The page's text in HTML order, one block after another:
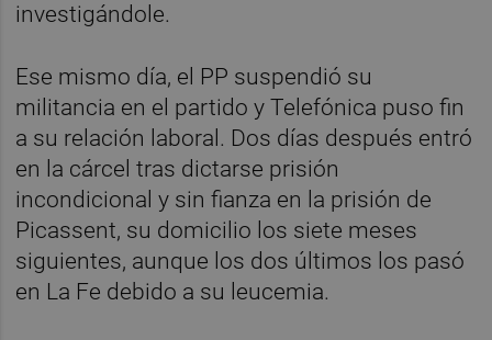
investigándole.
Ese mismo día, el PP suspendió su
militancia en el partido y Telefónica puso fin
a su relación laboral. Dos días después entró
en la cárcel tras dictarse prisión
incondicional y sin fianza en la prisión de
Picassent, su domicilio los siete meses
siguientes, aunque los dos últimos los pasó
en La Fe debido a su leucemia.